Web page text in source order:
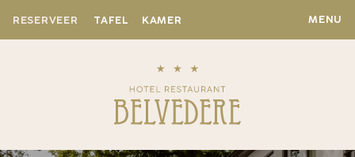
RESERVEER TAFEL KAMER MENU